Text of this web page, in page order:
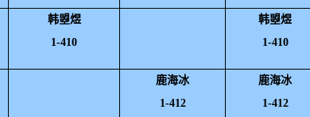
韩曌煜
1-410
韩曌煜
1-410
鹿海冰
1-412
鹿海冰
1-412